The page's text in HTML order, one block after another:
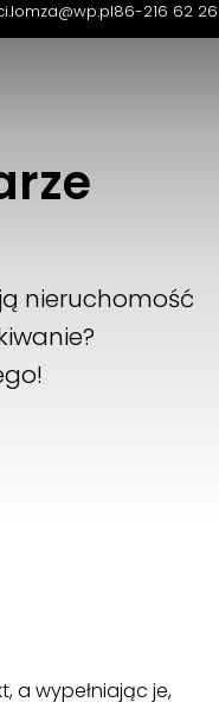
86-216 62 26
nieruchomość
a wypełniając je,